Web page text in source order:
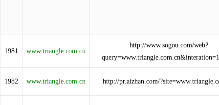
1981 www.triangle.com.cn
http://www.sogou.com/web?
1982 www.triangle.com.cn http://pr.aizhan.com/